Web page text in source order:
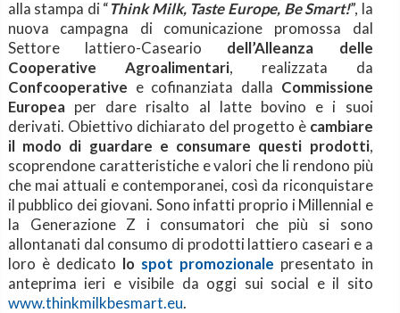
alla stampa di “Think Milk, Taste Europe, Be Smart!”, la
nuova campagna di comunicazione promossa dal
Settore lattiero-Caseario dell’Alleanza delle
Cooperative Agroalimentari, realizzata da
Confcooperative e cofinanziata dalla Commissione
Europeaper dare risalto al latte bovino e i suoi
derivati. Obiettivo dichiarato del progetto è cambiare
il modo di guardare e consumare questi prodotti,
scoprendone caratteristiche e valori che li rendono più
che mai attuali e contemporanei, così da riconquistare
il pubblico dei giovani. Sono infatti proprio i Millennial e
la Generazione Z i consumatori che più si sono
allontanati dal consumo di prodotti lattiero caseari e a
loro è dedicato lo spot promozionale presentato in
anteprima ieri e visibile da oggi sui social e il sito
www.thinkmilkbesmart.eu.